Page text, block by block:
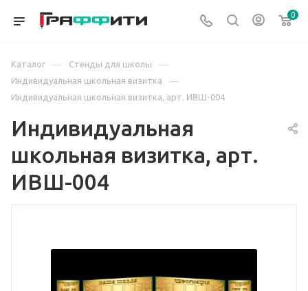
0
Каталог — Стенды для школы —
Индивидуальная школьная визитка —
Индивидуальная школьная визитка, арт. ИВШ-004
Индивидуальная
школьная визитка, арт.
ИВШ-004